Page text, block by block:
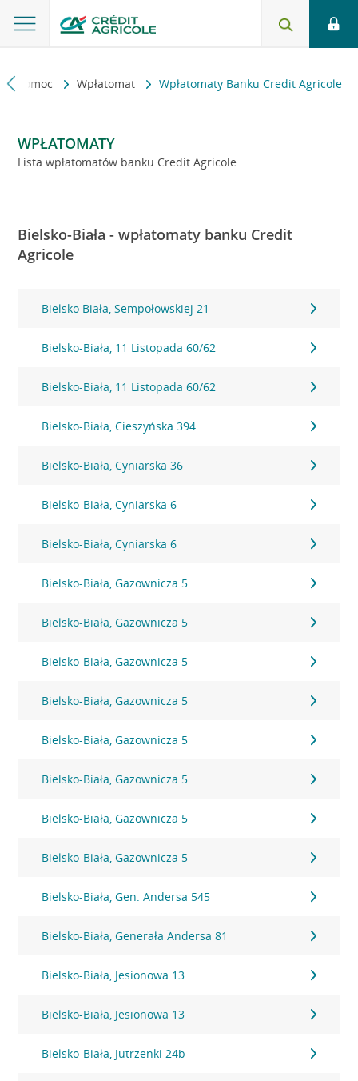
i pomoc Wpłatomat Wpłatomaty Banku Credit Agricole
WPŁATOMATY
Lista wpłatomatów banku Credit Agricole
Bielsko-Biała - wpłatomaty banku Credit
Agricole
Bielsko Biała, Sempołowskiej 21
Bielsko-Biała, 11 Listopada 60/62
Bielsko-Biała, 11 Listopada 60/62
Bielsko-Biała, Cieszyńska 394
Bielsko-Biała, Cyniarska 36
Bielsko-Biała, Cyniarska 6
Bielsko-Biała, Cyniarska 6
Bielsko-Biała, Gazownicza 5
Bielsko-Biała, Gazownicza 5
Bielsko-Biała, Gazownicza 5
Bielsko-Biała, Gazownicza 5
Bielsko-Biała, Gazownicza 5
Bielsko-Biała, Gazownicza 5
Bielsko-Biała, Gazownicza 5
Bielsko-Biała, Gazownicza 5
Bielsko-Biała, Gen. Andersa 545
Bielsko-Biała, Generała Andersa 81
Bielsko-Biała, Jesionowa 13
Bielsko-Biała, Jesionowa 13
Bielsko-Biała, Jutrzenki 24b